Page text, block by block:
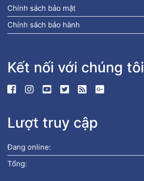
Chính sách bảo mật
Chính sách bảo hành
Kết nối với chúng tôi
Lượt truy cập
Đang online:
Tổng: